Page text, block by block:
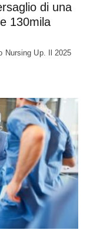
di una
130mila
Nursing Up. Il 2025